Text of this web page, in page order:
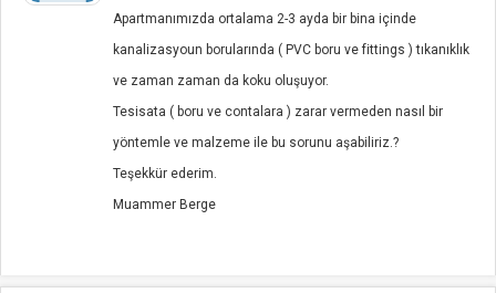
Apartmanımızda ortalama 2-3 ayda bir bina içinde
kanalizasyoun borularında ( PVC boru ve fittings ) tıkanıklık
ve zaman zaman da koku oluşuyor.
Tesisata ( boru ve contalara ) zarar vermeden nasıl bir
yöntemle ve malzeme ile bu sorunu aşabiliriz.?
Teşekkür ederim.
Muammer Berge